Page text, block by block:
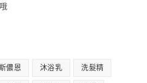
儂恩 沐浴乳 洗髮精